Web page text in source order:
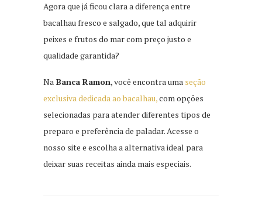
Agora que já ficou clara a diferença entre
bacalhau fresco e salgado, que tal adquirir
peixes e frutos do mar com preço justo e
qualidade garantida?
Na Banca Ramon, você encontra uma seção
exclusiva dedicada ao bacalhau,com opções
selecionadas para atender diferentes tipos de
preparo e preferência de paladar. Acesse o
nosso site e escolha a alternativa ideal para
deixar suas receitas ainda mais especiais.